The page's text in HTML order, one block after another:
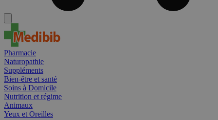
Pharmacie
Naturopathie
Suppléments
Bien-être et santé
Soins à Domicile
Nutrition et régime
Animaux
Yeux et Oreilles